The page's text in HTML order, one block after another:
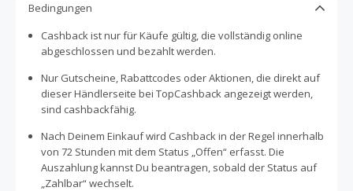
Bedingungen
Cashback ist nur für Käufe gültig, die vollständig online
abgeschlossen und bezahlt werden.
Nur Gutscheine, Rabattcodes oder Aktionen, die direkt auf
dieser Händlerseite bei TopCashback angezeigt werden,
sind cashbackfähig.
Nach Deinem Einkauf wird Cashback in der Regel innerhalb
von 72 Stunden mit dem Status „Offen“ erfasst. Die
Auszahlung kannst Du beantragen, sobald der Status auf
„Zahlbar“ wechselt.